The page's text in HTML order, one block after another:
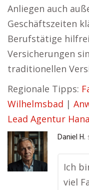
Anliegen auch
Geschäftszeiten
Berufstätige
Versicherungen
traditionellen
Regionale Tipps:
Wilhelmsbad |
Lead Agentur
Daniel H.
Ich
viel